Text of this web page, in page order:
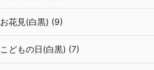
お花見(白黒) (9)
こどもの日(白黒) (7)